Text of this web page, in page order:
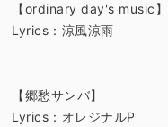
【ordinary day's music】
Lyrics：涼風涼雨
【郷愁サンバ】
Lyrics：オレジナルP